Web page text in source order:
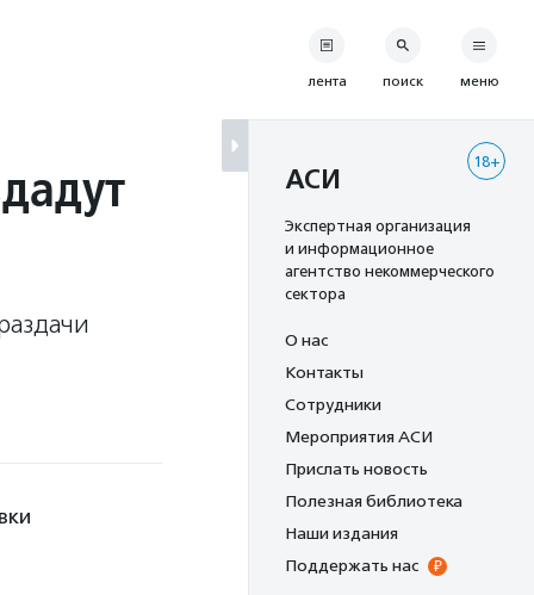
лента поиск меню
18+
АСИ
Экспертная организация
и информационное
агентство некоммерческого
сектора
О нас
Контакты
Сотрудники
Мероприятия АСИ
Прислать новость
Полезная библиотека
Наши издания
Поддержать нас